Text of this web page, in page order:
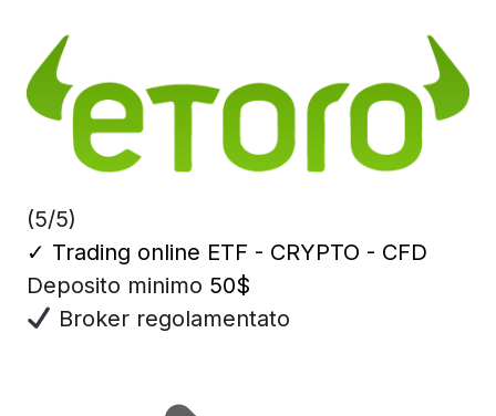
(5/5)
✓ Trading online ETF - CRYPTO - CFD
Deposito minimo 50$
Broker regolamentato